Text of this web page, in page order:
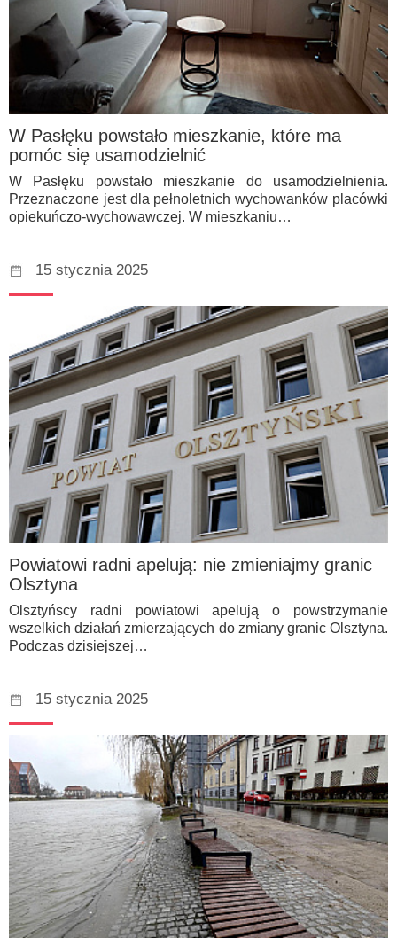
W Pasłęku powstało mieszkanie, które ma
pomóc się usamodzielnić
W Pasłęku powstało mieszkanie do usamodzielnienia.
Przeznaczone jest dla pełnoletnich wychowanków placówki
opiekuńczo-wychowawczej. W mieszkaniu…
15 stycznia 2025
Powiatowi radni apelują: nie zmieniajmy granic
Olsztyna
Olsztyńscy radni powiatowi apelują o powstrzymanie
wszelkich działań zmierzających do zmiany granic Olsztyna.
Podczas dzisiejszej…
15 stycznia 2025